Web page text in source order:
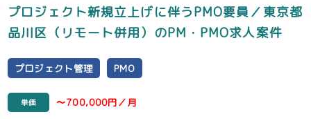
プロジェクト新規立上げに伴うPMO要員／東京都
品川区（リモート併用）のPM・PMO求人案件
プロジェクト管理 PMO
単価 〜700,000円／月